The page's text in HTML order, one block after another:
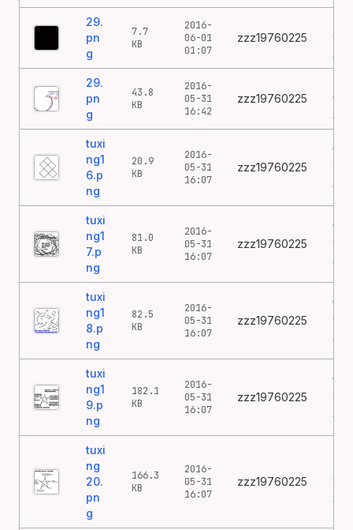
29.
pn
g
7.7
KB
2016-
06-01
01:07
zzz19760225
涂
鸦
29.
pn
g
43.8
KB
2016-
05-31
16:42
zzz19760225
涂
鸦
tuxi
ng1
6.p
ng
20.9
KB
2016-
05-31
16:07
zzz19760225
16
涂
鸦
tuxi
ng1
7.p
ng
81.0
KB
2016-
05-31
16:07
zzz19760225
17
涂
鸦
tuxi
ng1
8.p
ng
82.5
KB
2016-
05-31
16:07
zzz19760225
18
涂
鸦
tuxi
ng1
9.p
ng
182.1
KB
2016-
05-31
16:07
zzz19760225
19
涂
鸦
tuxi
ng
20.
pn
g
166.3
KB
2016-
05-31
16:07
zzz19760225
涂
鸦